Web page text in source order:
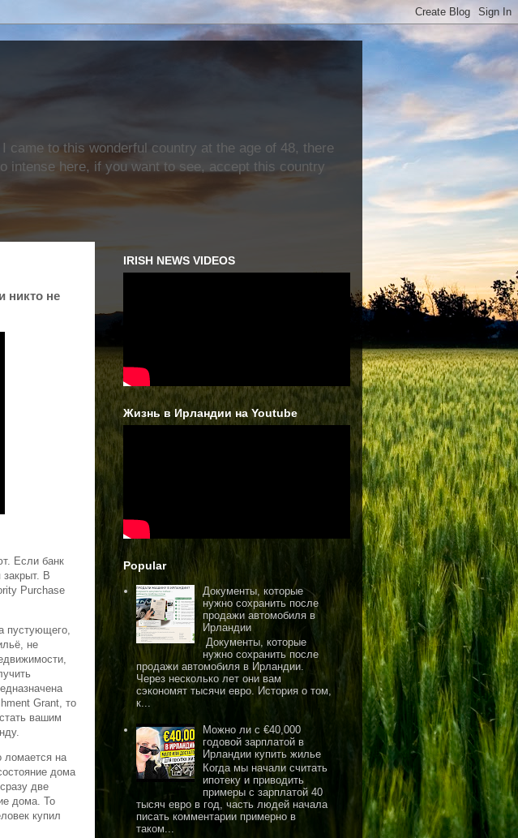
came to this wonderful country at the age of 48, there
intense here, if you want to see, accept this country
никто не
Если банк
закрыт. В
Purchase
пустующего,
не
Grant, то
вашим
ломается на
дома
две
дома. То
купил
IRISH NEWS VIDEOS
Жизнь в Ирландии на Youtube
Popular
Документы, которые
нужно сохранить после
продажи автомобиля в
Ирландии
Документы, которые
нужно сохранить после
продажи автомобиля в Ирландии.
Через несколько лет они вам
сэкономят тысячи евро. История о том,
к...
Можно ли с €40,000
годовой зарплатой в
Ирландии купить жилье
Когда мы начали считать
ипотеку и приводить
примеры с зарплатой 40
тысяч евро в год, часть людей начала
писать комментарии примерно в
таком...